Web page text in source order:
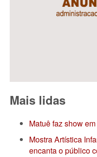
Mais lidas
Matuê faz show
Mostra Artística
encanta o público